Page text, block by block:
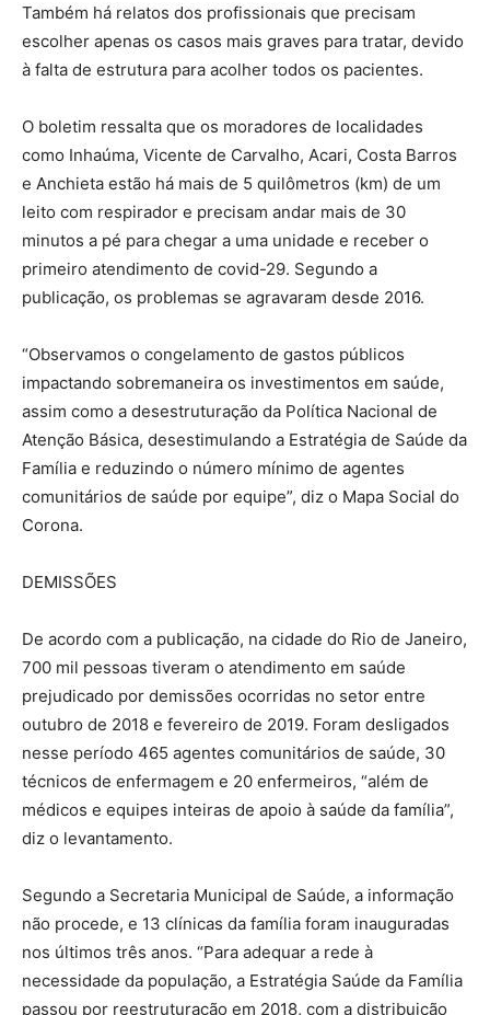
Também há relatos dos profissionais que precisam
escolher apenas os casos mais graves para tratar, devido
à falta de estrutura para acolher todos os pacientes.
O boletim ressalta que os moradores de localidades
como Inhaúma, Vicente de Carvalho, Acari, Costa Barros
e Anchieta estão há mais de 5 quilômetros (km) de um
leito com respirador e precisam andar mais de 30
minutos a pé para chegar a uma unidade e receber o
primeiro atendimento de covid-29. Segundo a
publicação, os problemas se agravaram desde 2016.
“Observamos o congelamento de gastos públicos
impactando sobremaneira os investimentos em saúde,
assim como a desestruturação da Política Nacional de
Atenção Básica, desestimulando a Estratégia de Saúde da
Família e reduzindo o número mínimo de agentes
comunitários de saúde por equipe”, diz o Mapa Social do
Corona.
DEMISSÕES
De acordo com a publicação, na cidade do Rio de Janeiro,
700 mil pessoas tiveram o atendimento em saúde
prejudicado por demissões ocorridas no setor entre
outubro de 2018 e fevereiro de 2019. Foram desligados
nesse período 465 agentes comunitários de saúde, 30
técnicos de enfermagem e 20 enfermeiros, “além de
médicos e equipes inteiras de apoio à saúde da família”,
diz o levantamento.
Segundo a Secretaria Municipal de Saúde, a informação
não procede, e 13 clínicas da família foram inauguradas
nos últimos três anos. “Para adequar a rede à
necessidade da população, a Estratégia Saúde da Família
passou por reestruturação em 2018, com a distribuição